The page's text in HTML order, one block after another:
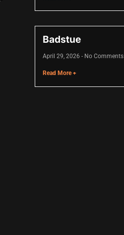
Badstue
April 29, 2026 No Comments
Read More +